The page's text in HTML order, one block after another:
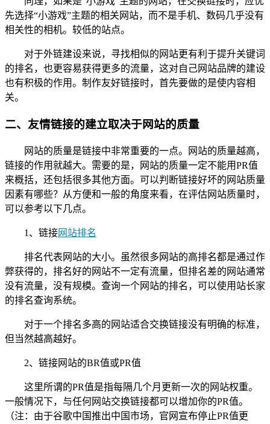
先选择“小游戏”主题的相关网站，而不是手机、数码几乎没有
相关性的相机。较低的站点。
对于外链建设来说，寻找相似的网站更有利于提升关键词
的排名，也更容易获得更多的流量，这对自己网站品牌的建设
也有积极的作用。制作友好链接时，首先要做的是使内容相
关。
二、友情链接的建立取决于网站的质量
网站的质量是链接中非常重要的一点。网站的质量越高，
链接的作用就越大。需要的是，网站的质量一定不能用PR值
来概括，还包括很多其他方面。可以判断链接好坏的网站质量
因素有哪些？从方便和一般的角度来看，在评估网站质量时，
可以参考以下几点。
1、链接网站排名
排名代表网站的大小。虽然很多网站的高排名都是通过作
弊获得的，排名好的网站不一定有流量，但排名差的网站通常
没有流量，没有规模。查询一个网站的排名，可以使用站长家
的排名查询系统。
对于一个排名多高的网站适合交换链接没有明确的标准，
但当然越高越好。
2、链接网站的BR值或PR值
这里所谓的PR值是指每隔几个月更新一次的网站权重。
一般情况下，与任何网站交换链接都可以增加你的PR值。
（注：由于谷歌中国推出中国市场，官网宣布停止PR值更